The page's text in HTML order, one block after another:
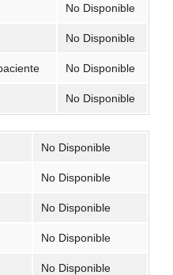
No Disponible
No Disponible
No Disponible
No Disponible
No Disponible
No Disponible
No Disponible
No Disponible
No Disponible